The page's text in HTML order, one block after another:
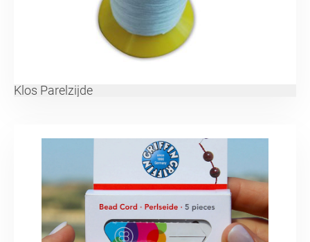
Klos Parelzijde